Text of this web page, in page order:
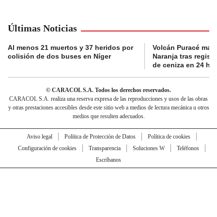
Últimas Noticias
Al menos 21 muertos y 37 heridos por
colisión de dos buses en Níger
Volcán Puracé
Naranja tras
de ceniza en 24
© CARACOL S.A. Todos los derechos reservados.
CARACOL S.A. realiza una reserva expresa de las reproducciones y usos de las obras
y otras prestaciones accesibles desde este sitio web a medios de lectura mecánica u otros
medios que resulten adecuados.
Aviso legal Política de Protección de Datos
Política de cookies
Configuración de cookies
Transparencia Soluciones W
Teléfonos
Escríbanos